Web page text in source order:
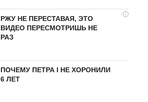
i
РЖУ НЕ ПЕРЕСТАВАЯ, ЭТО
ВИДЕО ПЕРЕСМОТРИШЬ НЕ
РАЗ
ПОЧЕМУ ПЕТРА I НЕ ХОРОНИЛИ
6 ЛЕТ